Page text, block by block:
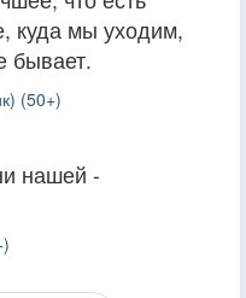
куда мы уходим,
бывает.
(50+)
нашей -